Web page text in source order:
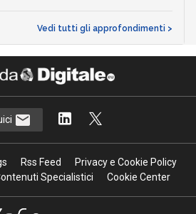
Vedi tutti gli approfondimenti >
Rss Feed
Privacy e Cookie Policy
Specialistici
Cookie Center